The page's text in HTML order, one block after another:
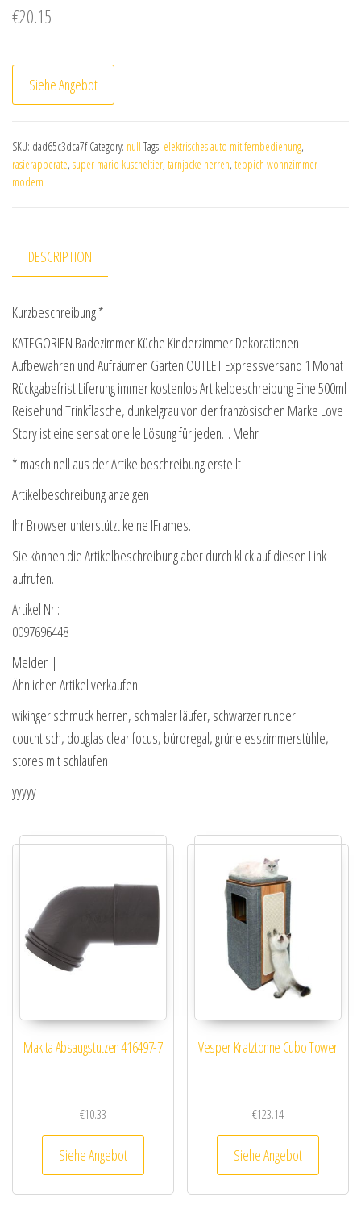
€20.15
Siehe Angebot
SKU: dad65c3dca7f Category: null Tags: elektrisches auto mit fernbedienung,
rasierapperate, super mario kuscheltier, tarnjacke herren, teppich wohnzimmer
modern
DESCRIPTION
Kurzbeschreibung *
KATEGORIEN Badezimmer Küche Kinderzimmer Dekorationen
Aufbewahren und Aufräumen Garten OUTLET Expressversand 1 Monat
Rückgabefrist Liferung immer kostenlos Artikelbeschreibung Eine 500ml
Reisehund Trinkflasche, dunkelgrau von der französischen Marke Love
Story ist eine sensationelle Lösung für jeden… Mehr
* maschinell aus der Artikelbeschreibung erstellt
Artikelbeschreibung anzeigen
Ihr Browser unterstützt keine IFrames.
Sie können die Artikelbeschreibung aber durch klick auf diesen Link
aufrufen.
Artikel Nr.:
0097696448
Melden |
Ähnlichen Artikel verkaufen
wikinger schmuck herren, schmaler läufer, schwarzer runder
couchtisch, douglas clear focus, büroregal, grüne esszimmerstühle,
stores mit schlaufen
yyyyy
Makita Absaugstutzen 416497-7
€10.33
Siehe Angebot
Vesper Kratztonne Cubo Tower
€123.14
Siehe Angebot